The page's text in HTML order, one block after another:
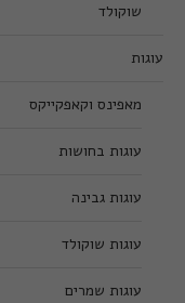
שוקולד
עוגות
מאפינס וקאפקייקס
עוגות בחושות
עוגות גבינה
עוגות שוקולד
עוגות שמרים